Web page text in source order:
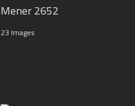
Mener 2652
23 Images